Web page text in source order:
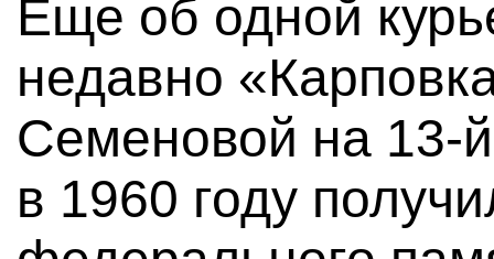
Еще об одной
недавно
Семеновой на 13-
в 1960 году